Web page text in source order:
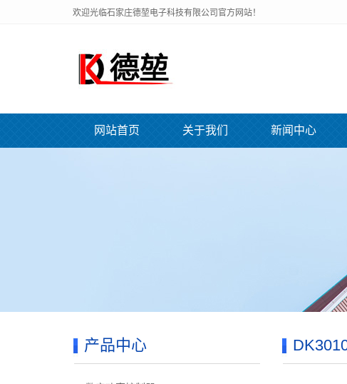
欢迎光临石家庄德堃电子科技有限公司官方网站！
网站首页 关于我们 新闻中心
产品中心